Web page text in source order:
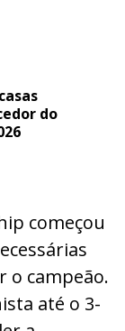
do
começou
o campeão.
até o 3-